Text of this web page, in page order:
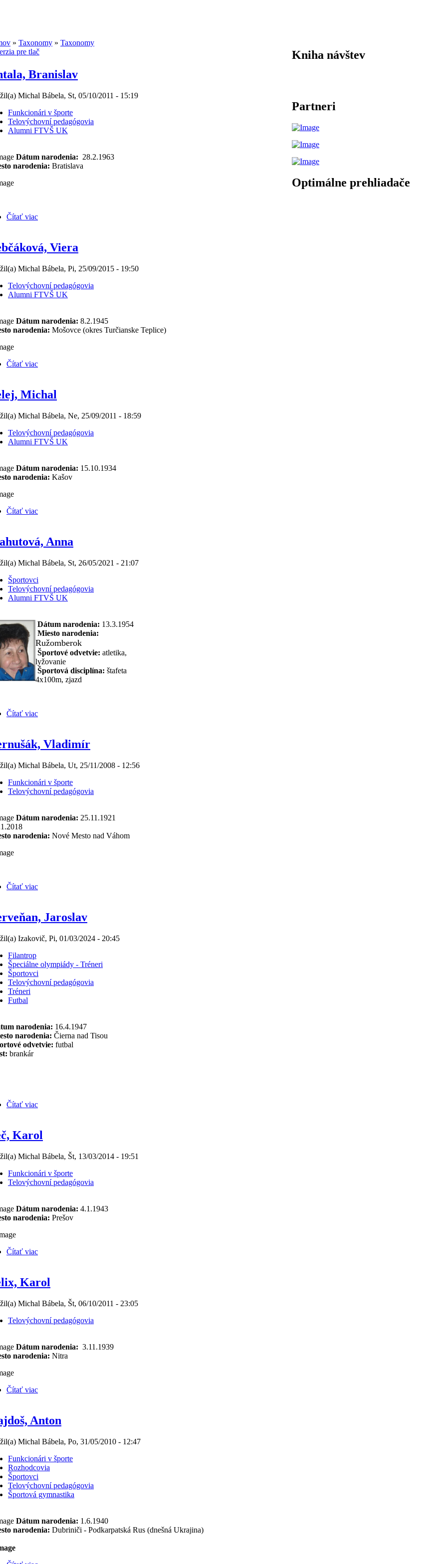
» Taxonomy » Taxonomy
Branislav
Michal Bábela, St, 05/10/2011 - 15:19
Funkcionári v športe
Telovýchovní pedagógovia
Alumni FTVŠ UK
Dátum narodenia: 28.2.1963
narodenia: Bratislava
Čítať viac
Viera
Michal Bábela, Pi, 25/09/2015 - 19:50
Telovýchovní pedagógovia
Alumni FTVŠ UK
Dátum narodenia: 8.2.1945
narodenia: Mošovce (okres Turčianske Teplice)
Čítať viac
Michal
Michal Bábela, Ne, 25/09/2011 - 18:59
Telovýchovní pedagógovia
Alumni FTVŠ UK
Dátum narodenia: 15.10.1934
narodenia: Kašov
Čítať viac
Anna
Michal Bábela, St, 26/05/2021 - 21:07
Športovci
Telovýchovní pedagógovia
Alumni FTVŠ UK
Dátum narodenia: 13.3.1954
Miesto narodenia:
Ružomberok
Športové odvetvie: atletika,
lyžovanie
Športová disciplína: štafeta
4x100m, zjazd
Čítať viac
Vladimír
Michal Bábela, Ut, 25/11/2008 - 12:56
Funkcionári v športe
Telovýchovní pedagógovia
Dátum narodenia: 25.11.1921
narodenia: Nové Mesto nad Váhom
Čítať viac
Jaroslav
Izakovič, Pi, 01/03/2024 - 20:45
Filantrop
Špeciálne olympiády - Tréneri
Športovci
Telovýchovní pedagógovia
Tréneri
Futbal
narodenia: 16.4.1947
narodenia: Čierna nad Tisou
odvetvie: futbal
brankár
Čítať viac
Karol
Michal Bábela, Št, 13/03/2014 - 19:51
Funkcionári v športe
Telovýchovní pedagógovia
Dátum narodenia: 4.1.1943
narodenia: Prešov
Čítať viac
Karol
Michal Bábela, Št, 06/10/2011 - 23:05
Telovýchovní pedagógovia
Dátum narodenia: 3.11.1939
narodenia: Nitra
Čítať viac
Anton
Michal Bábela, Po, 31/05/2010 - 12:47
Funkcionári v športe
Rozhodcovia
Športovci
Telovýchovní pedagógovia
Športová gymnastika
Dátum narodenia: 1.6.1940
narodenia: Dubriniči - Podkarpatská Rus (dnešná Ukrajina)
Kniha návštev
Partneri
Optimálne prehliadače